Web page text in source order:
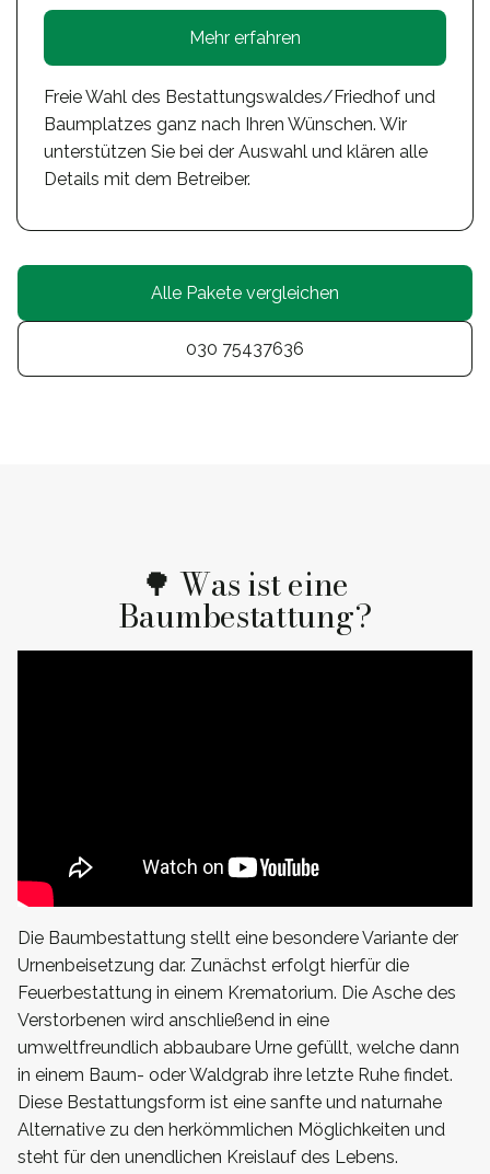
Mehr erfahren
Freie Wahl des Bestattungswaldes/Friedhof und
Baumplatzes ganz nach Ihren Wünschen. Wir
unterstützen Sie bei der Auswahl und klären alle
Details mit dem Betreiber.
Alle Pakete vergleichen
030 75437636
🌳 Was ist eine
Baumbestattung?
Die Baumbestattung stellt eine besondere Variante der
Urnenbeisetzung dar. Zunächst erfolgt hierfür die
Feuerbestattung in einem Krematorium. Die Asche des
Verstorbenen wird anschließend in eine
umweltfreundlich abbaubare Urne gefüllt, welche dann
in einem Baum- oder Waldgrab ihre letzte Ruhe findet.
Diese Bestattungsform ist eine sanfte und naturnahe
Alternative zu den herkömmlichen Möglichkeiten und
steht für den unendlichen Kreislauf des Lebens.